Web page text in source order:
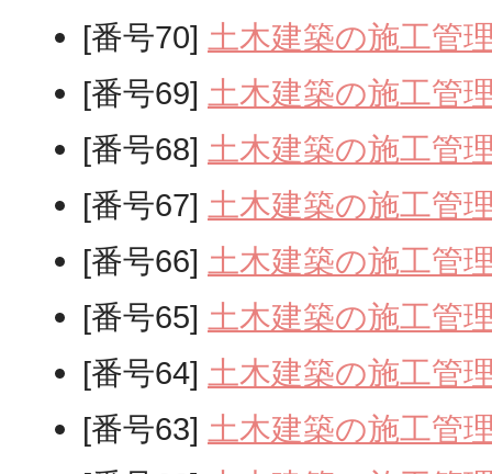
[番号70] 土木建築の施工管
[番号69] 土木建築の施工管
[番号68] 土木建築の施工管
[番号67] 土木建築の施工管
[番号66] 土木建築の施工管
[番号65] 土木建築の施工管
[番号64] 土木建築の施工管
[番号63] 土木建築の施工管